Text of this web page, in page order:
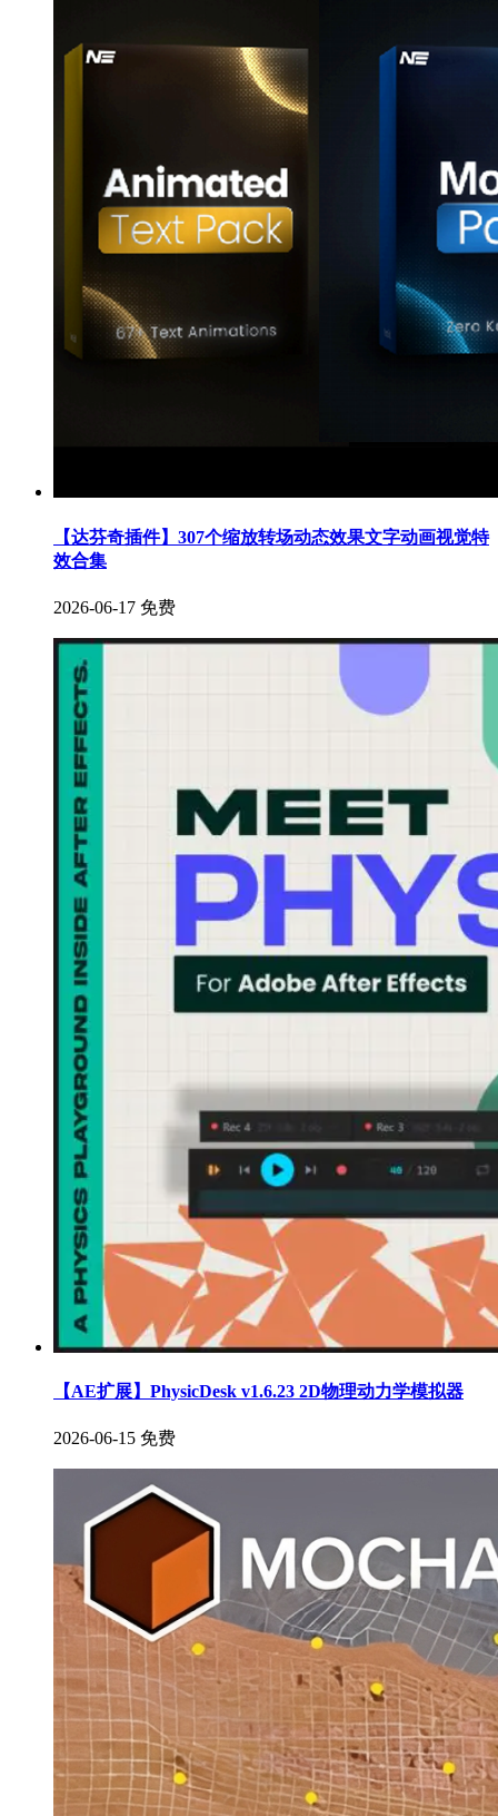
【达芬奇插件】307个缩放转场动态效果文字动画视觉特
效合集
2026-06-17 免费
【AE扩展】PhysicDesk v1.6.23 2D物理动力学模拟器
2026-06-15 免费